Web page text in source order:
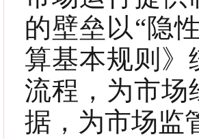
的壁垒以“隐
算基本规则》
流程，为市场
据，为市场监